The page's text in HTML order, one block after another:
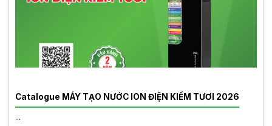
Catalogue MÁY TẠO NƯỚC ION ĐIỆN KIỀM TƯƠI 2026
...